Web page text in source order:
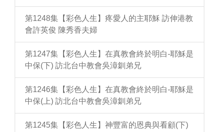
第1248集【彩色人生】疼愛人的主耶穌 訪伸港教
會許英俊 陳秀香夫婦
第1247集【彩色人生】在真教會終於明白-耶穌是
中保(下) 訪北台中教會吳漳釧弟兄
第1246集【彩色人生】在真教會終於明白-耶穌是
中保(上) 訪北台中教會吳漳釧弟兄
第1245集【彩色人生】神豐富的恩典與看顧(下)